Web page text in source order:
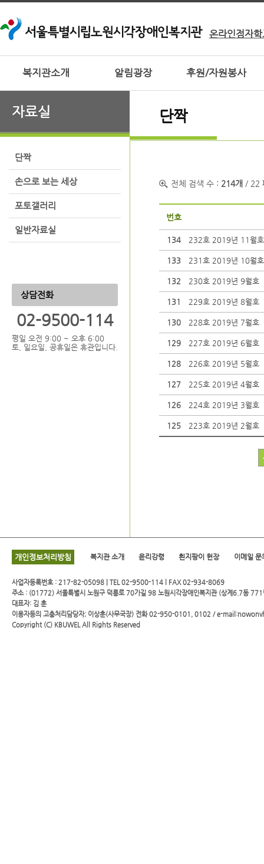
온라인점자
복지관소개 알림광장 후원/자원봉사
자료실
단짝
손으로 보는 세상
포토갤러리
일반자료실
상담전화
02-9500-114
평일 오전 9:00 ~ 오후 6:00
토, 일요일, 공휴일은 휴관입니다.
단짝
전체 검색 수 : 214개 / 22
번호
134 232호 2019년 11월호
133 231호 2019년 10월호
132 230호 2019년 9월호
131 229호 2019년 8월호
130 228호 2019년 7월호
129 227호 2019년 6월호
128 226호 2019년 5월호
127 225호 2019년 4월호
126 224호 2019년 3월호
125 223호 2019년 2월호
개인정보처리방침 복지관 소개 윤리강령 흰지팡이 헌장 이메일 문
사업자등록번호 : 217-82-05098 | TEL 02-9500-114 l FAX 02-934-8069
주소 : (01772) 서울특별시 노원구 덕릉로 70가길 98 노원시각장애인복지관 (상계6.7동 771
대표자: 김 훈
이용자등의 고충처리담당자; 이상훈(사무국장) 전화 02-950-0101, 0102 / e-
Copyright (C) KBUWELAll Rights Reserved